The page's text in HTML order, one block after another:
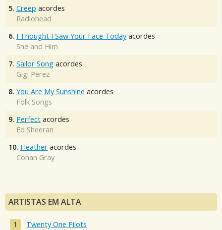
5. Creep acordes
Radiohead
6. I Thought I Saw Your Face Today acordes
She and Him
7. Sailor Song acordes
Gigi Perez
8. You Are My Sunshine acordes
Folk Songs
9. Perfect acordes
Ed Sheeran
10. Heather acordes
Conan Gray
ARTISTAS EM ALTA
Twenty One Pilots